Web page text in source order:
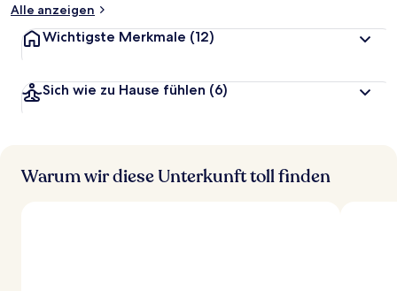
Alle anzeigen
Wichtigste Merkmale (12)
Sich wie zu Hause fühlen (6)
Warum wir diese Unterkunft toll finden